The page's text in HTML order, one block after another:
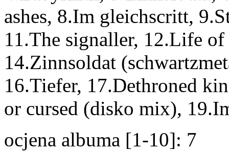
ashes, 8.Im gleichscritt,
11.The signaller, 12.Life
14.Zinnsoldat
16.Tiefer, 17.Dethroned
or cursed (disko mix),
ocjena albuma [1-10]: 7